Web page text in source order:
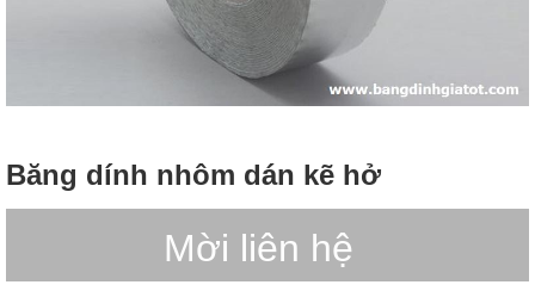
Băng dính nhôm dán kẽ hở
Mời liên hệ